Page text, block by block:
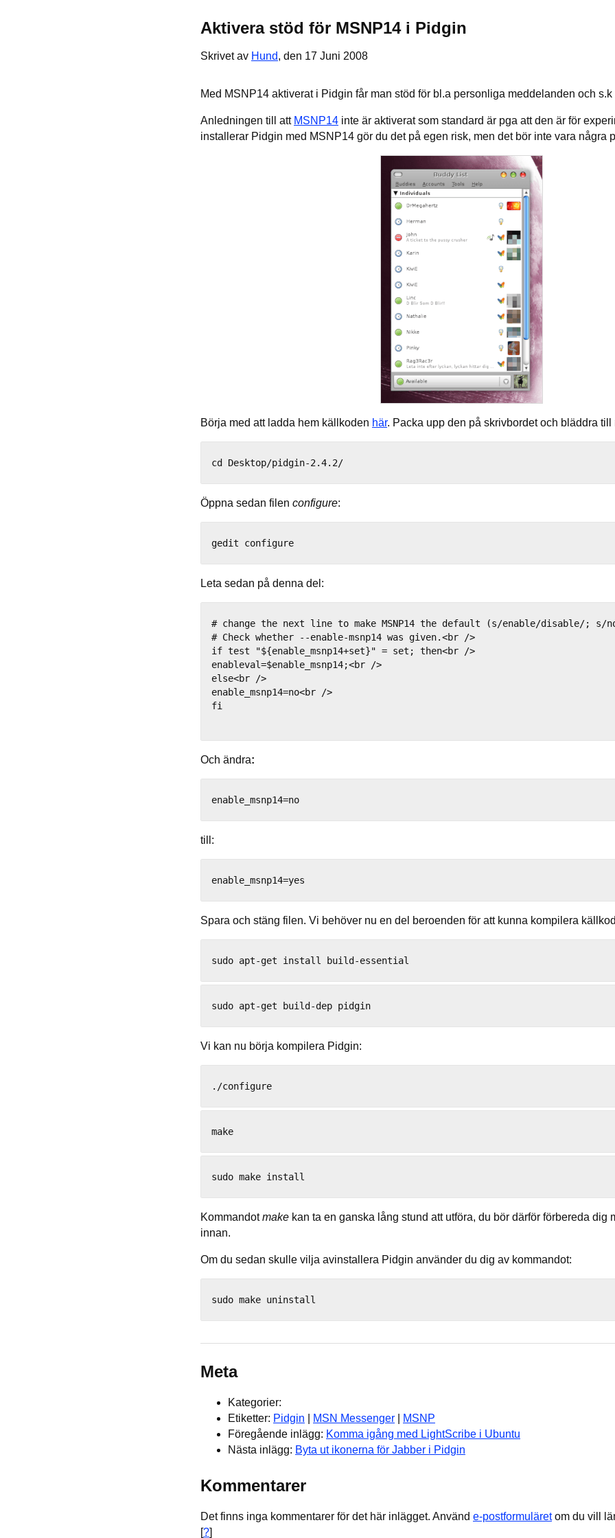
Aktivera stöd för MSNP14 i Pidgin
Skrivet av Hund, den 17 Juni 2008
Med MSNP14 aktiverat i Pidgin får man stöd för bl.a personliga meddelanden och
Anledningen till att MSNP14 inte är aktiverat som standard är pga att den är för
installerar Pidgin med MSNP14 gör du det på egen risk, men det bör inte vara några
Börja med att ladda hem källkoden här. Packa upp den på skrivbordet och bläddra till
Öppna sedan filen configure:
Leta sedan på denna del:
# change the next line to make MSNP14 the default (s/enable/disable/; s/
# Check whether --enable-msnp14 was given.<br />
if test "${enable_msnp14+set}" = set; then<br />
enableval=$enable_msnp14;<br />
else<br />
enable_msnp14=no<br />
fi
Och ändra:
till:
Spara och stäng filen. Vi behöver nu en del beroenden för att kunna kompilera
Vi kan nu börja kompilera Pidgin:
Kommandotmake kan ta en ganska lång stund att utföra, du bör därför förbereda dig
innan.
Om du sedan skulle vilja avinstallera Pidgin använder du dig av kommandot:
Meta
Kategorier:
Etiketter: Pidgin MSN Messenger
MSNP
Föregående inlägg: Komma igång med LightScribe i Ubuntu
Nästa inlägg: Byta ut ikonerna för Jabber i Pidgin
Kommentarer
Det finns inga kommentarer för det här inlägget. Använd e-postformuläretom du vill
[?]